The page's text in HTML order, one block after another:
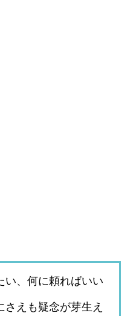
い、何に頼ればいい
えも疑念が芽生え